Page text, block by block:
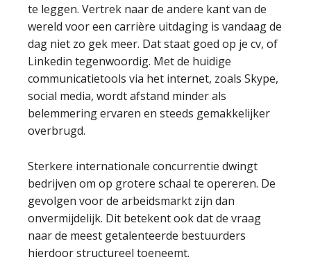
te leggen. Vertrek naar de andere kant van de
wereld voor een carrière uitdaging is vandaag de
dag niet zo gek meer. Dat staat goed op je cv, of
Linkedin tegenwoordig. Met de huidige
communicatietools via het internet, zoals Skype,
social media, wordt afstand minder als
belemmering ervaren en steeds gemakkelijker
overbrugd.
Sterkere internationale concurrentie dwingt
bedrijven om op grotere schaal te opereren. De
gevolgen voor de arbeidsmarkt zijn dan
onvermijdelijk. Dit betekent ook dat de vraag
naar de meest getalenteerde bestuurders
hierdoor structureel toeneemt.